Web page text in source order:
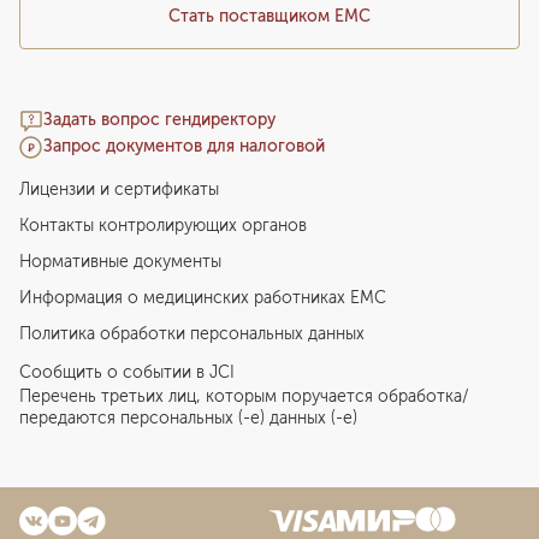
Стать поставщиком ЕМС
Задать вопрос гендиректору
Запрос документов для налоговой
Лицензии и сертификаты
Контакты контролирующих органов
Нормативные документы
Информация о медицинских работниках EMC
Политика обработки персональных данных
Сообщить о событии в JCI
Перечень третьих лиц, которым поручается обработка/
передаются персональных (-е) данных (-е)